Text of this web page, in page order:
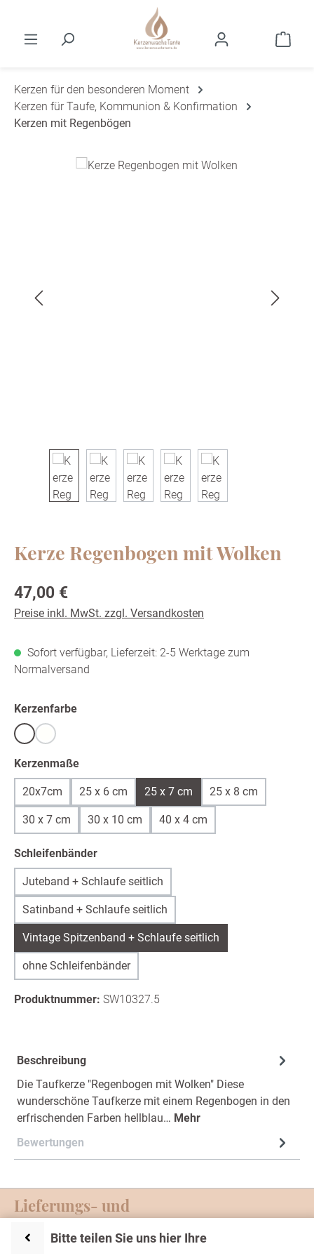
Kerzen für den besonderen Moment
Kerzen für Taufe, Kommunion & Konfirmation
Kerzen mit Regenbögen
Bildergalerie überspringen
Kerze Regenbogen mit Wolken
Regulärer Preis:
47,00 €
Preise inkl. MwSt. zzgl. Versandkosten
Sofort verfügbar, Lieferzeit: 2-5 Werktage zum
Normalversand
Kerzenfarbeauswählen
Weißwarmweiß /ivory
(Diese Option ist zurzeit nicht verfügbar.)
Kerzenmaßeauswählen
20x7cm 25 x 6 cm 25 x 7 cm 25 x 8 cm
30 x 7 cm 30 x 10 cm 40 x 4 cm
Schleifenbänderauswählen
Juteband + Schlaufe seitlich
Satinband + Schlaufe seitlich
Vintage Spitzenband + Schlaufe seitlich
ohne Schleifenbänder
Bitte teilen Sie uns hier Ihre
Produktnummer: SW10327.5
Beschreibung
Die Taufkerze "Regenbogen mit Wolken" Diese
wunderschöne Taufkerze mit einem Regenbogen in den
erfrischenden Farben hellblau… Mehr
Bewertungen
Lieferungs- und
Zahlungsmöglichkeiten